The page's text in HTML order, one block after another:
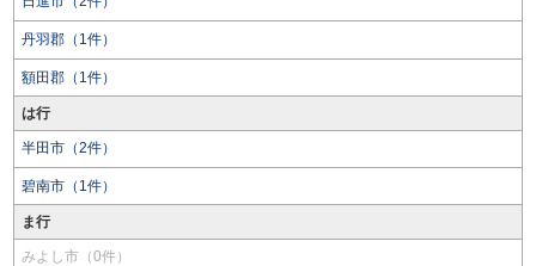
丹羽郡（1件）
額田郡（1件）
は行
半田市（2件）
碧南市（1件）
ま行
みよし市（0件）